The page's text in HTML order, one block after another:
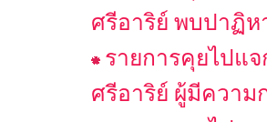
ศรีอาริย์ พบปาฏิห
รายการคุยไปแ
ศรีอาริย์ ผู้มีควา